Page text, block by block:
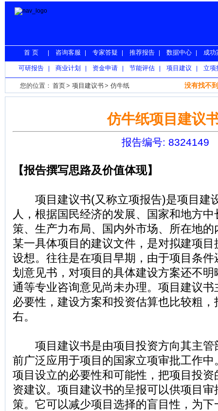
首 页 咨询客服 专家答疑 推荐报告 数据中心 成功
可研报告 商业计划 资金申请 节能评估 项目建议 立项
您的位置： 首页> 项目建议书 > 仿牛纸 没有找不
仿牛纸项目建议
报告编号: 8324149
【报告撰写思路及价值体现】
项目建议书(又称立项报告)是项目建
人，根据国民经济的发展、国家和地方
策、生产力布局、国内外市场、所在地
某一具体项目的建议文件，是对拟建项
设想。往往是在项目早期，由于项目条
划意见书，对项目的具体建设方案还不
通等专业咨询意见尚未办理。项目建议
必要性，建设方案和投资估算也比较粗
右。
项目建议书是由项目投资方向其主管
前广泛应用于项目的国家立项审批工作
项目设立的必要性和可能性，把项目投
资建议。项目建议书的呈报可以供项目
策。它可以减少项目选择的盲目性，为